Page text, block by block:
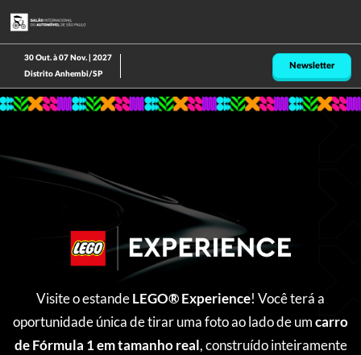
para
o
conteúdo
30 Out. à 07 Nov. | 2027
Distrito Anhembi/SP
Newsletter
Visite o estandeLEGO® Experience! Você terá a
oportunidade única de tirar uma foto ao lado de umcarro
de Fórmula 1 em tamanho real, construído inteiramente